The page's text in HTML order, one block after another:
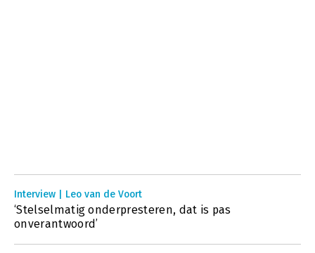
Interview | Leo van de Voort
‘Stelselmatig onderpresteren, dat is pas
onverantwoord’